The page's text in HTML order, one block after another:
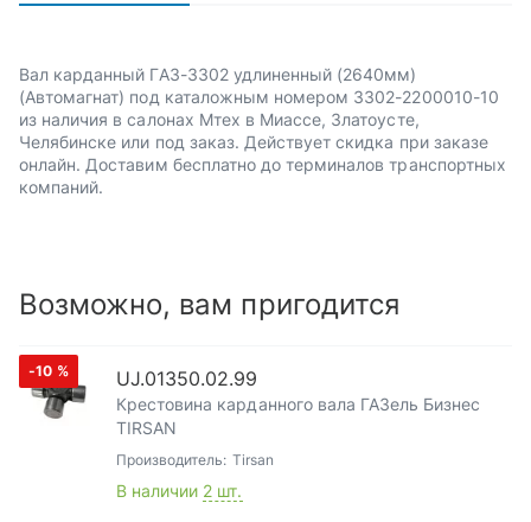
Вал карданный ГАЗ-3302 удлиненный (2640мм)
(Автомагнат) под каталожным номером 3302-2200010-10
из наличия в салонах Мтех в Миассе, Златоусте,
Челябинске или под заказ. Действует скидка при заказе
онлайн. Доставим бесплатно до терминалов транспортных
компаний.
Возможно, вам пригодится
-10 % UJ.01350.02.99
Крестовина карданного вала ГАЗель Бизнес
TIRSAN
Производитель: Tirsan
В наличии 2 шт.